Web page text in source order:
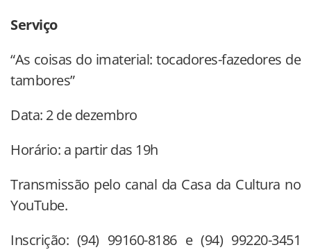
Serviço
“As coisas do imaterial: tocadores-fazedores de
tambores”
Data: 2 de dezembro
Horário: a partir das 19h
Transmissão pelo canal da Casa da Cultura no
YouTube.
Inscrição: (94) 99160-8186 e (94) 99220-3451